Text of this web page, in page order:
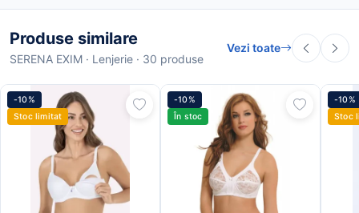
Produse similare
SERENA EXIM · Lenjerie · 30 produse
Vezi toate
-10%
Stoc limitat
-10%
În stoc
-10%
Stoc